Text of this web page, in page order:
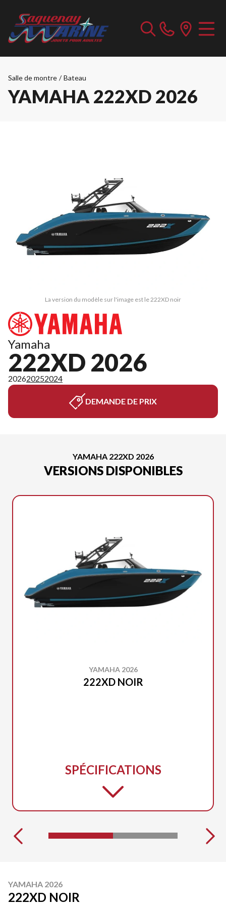
Salle de montre / Bateau
YAMAHA 222XD 2026
La version du modèle sur l'image est le 222XD noir
Yamaha
222XD 2026
202620252024
DEMANDE DE PRIX
YAMAHA 222XD 2026
VERSIONS DISPONIBLES
YAMAHA 2026
222XD NOIR
SPÉCIFICATIONS
YAMAHA 2026
222XD NOIR